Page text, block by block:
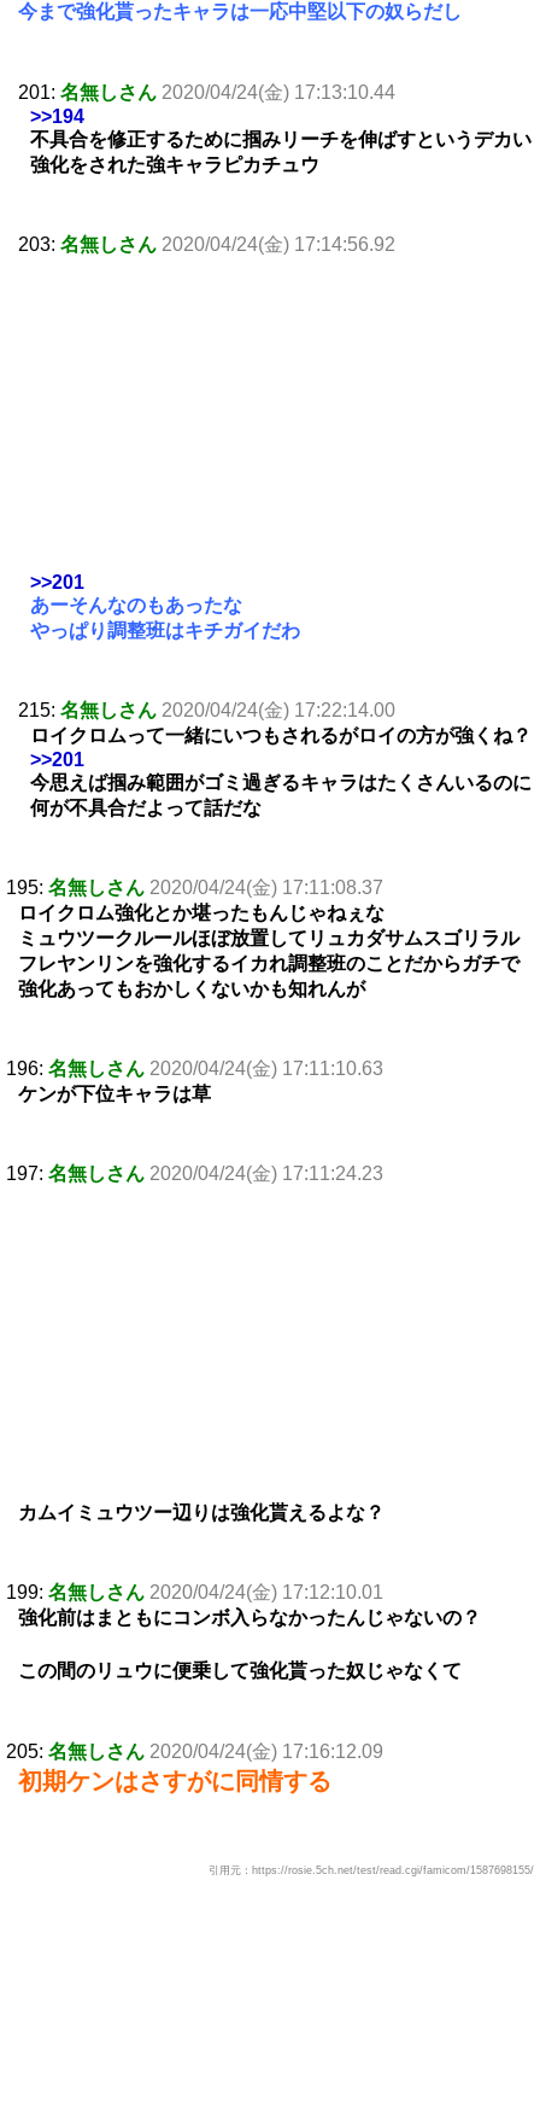
今まで強化貰ったキャラは一応中堅以下の奴らだし
201: 名無しさん 2020/04/24(金) 17:13:10.44
>>194
不具合を修正するために掴みリーチを伸ばすというデカい
強化をされた強キャラピカチュウ
203: 名無しさん 2020/04/24(金) 17:14:56.92
>>201
あーそんなのもあったな
やっぱり調整班はキチガイだわ
215: 名無しさん 2020/04/24(金) 17:22:14.00
ロイクロムって一緒にいつもされるがロイの方が強くね？
>>201
今思えば掴み範囲がゴミ過ぎるキャラはたくさんいるのに
何が不具合だよって話だな
195: 名無しさん 2020/04/24(金) 17:11:08.37
ロイクロム強化とか堪ったもんじゃねぇな
ミュウツークルールほぼ放置してリュカダサムスゴリラル
フレヤンリンを強化するイカれ調整班のことだからガチで
強化あってもおかしくないかも知れんが
196: 名無しさん 2020/04/24(金) 17:11:10.63
ケンが下位キャラは草
197: 名無しさん 2020/04/24(金) 17:11:24.23
カムイミュウツー辺りは強化貰えるよな？
199: 名無しさん 2020/04/24(金) 17:12:10.01
強化前はまともにコンボ入らなかったんじゃないの？
この間のリュウに便乗して強化貰った奴じゃなくて
205: 名無しさん 2020/04/24(金) 17:16:12.09
初期ケンはさすがに同情する
引用元：https://rosie.5ch.net/test/read.cgi/famicom/1587698155/